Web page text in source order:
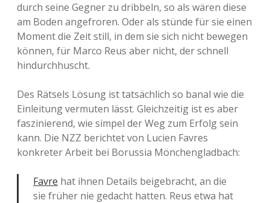
durch seine Gegner zu dribbeln, so als wären diese
am Boden angefroren. Oder als stünde für sie einen
Moment die Zeit still, in dem sie sich nicht bewegen
können, für Marco Reus aber nicht, der schnell
hindurchhuscht.
Des Rätsels Lösung ist tatsächlich so banal wie die
Einleitung vermuten lässt. Gleichzeitig ist es aber
faszinierend, wie simpel der Weg zum Erfolg sein
kann. Die NZZ berichtet von Lucien Favres
konkreter Arbeit bei Borussia Mönchengladbach:
Favre hat ihnen Details beigebracht, an die
sie früher nie gedacht hatten. Reus etwa hat